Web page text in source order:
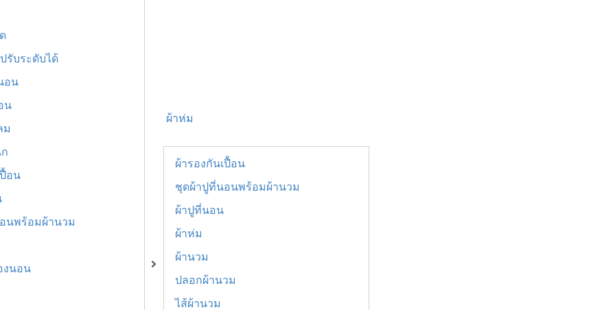
รับระดับได้
อน
น
ม
อน
นพร้อมผ้านวม
งนอน
ผ้าห่ม
ผ้ารองกันเปื้อน
ชุดผ้าปูที่นอนพร้อมผ้านวม
ผ้าปูที่นอน
ผ้าห่ม
ผ้านวม
ปลอกผ้านวม
ไส้ผ้านวม